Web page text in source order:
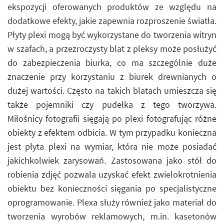
ekspozycji oferowanych produktów ze względu na
dodatkowe efekty, jakie zapewnia rozproszenie światła.
Płyty plexi mogą być wykorzystane do tworzenia witryn
w szafach, a przezroczysty blat z pleksy może posłużyć
do zabezpieczenia biurka, co ma szczególnie duże
znaczenie przy korzystaniu z biurek drewnianych o
dużej wartości. Często na takich blatach umieszcza się
także pojemniki czy pudełka z tego tworzywa.
Miłośnicy fotografii sięgają po plexi fotografując różne
obiekty z efektem odbicia. W tym przypadku konieczna
jest płyta plexi na wymiar, która nie może posiadać
jakichkolwiek zarysowań. Zastosowana jako stół do
robienia zdjęć pozwala uzyskać efekt zwielokrotnienia
obiektu bez konieczności sięgania po specjalistyczne
oprogramowanie. Plexa służy również jako materiał do
tworzenia wyrobów reklamowych, m.in. kasetonów